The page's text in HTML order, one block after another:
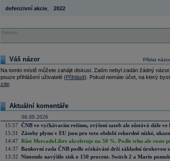
defenzivní akcie, 2022
Reklama
Přidat názor
Váš názor
Na tomto místě můžete zahájit diskusi. Zatím nebyl zadán žádný
pouze přihlášení uživatelé (Přihlásit). Pokud nemáte účet, na který
zde.
Aktuální komentáře
06.08.2026
15:57 ČNB ve vyčkávacím režimu, zvýšení sazeb ale zůstává dále ve
15:31
Zásoby plynu v EU jsou pro toto období rekordně nízké,
14:47 Růst MercadoLibre akceleruje na 50 %. Podle trhu ale roste
14:37 Bankovní rada ČNB podle očekávání drží základní úrokovou
13:32 Nintendo navýšilo zisk o 150 procent. Switch 2 a Mario